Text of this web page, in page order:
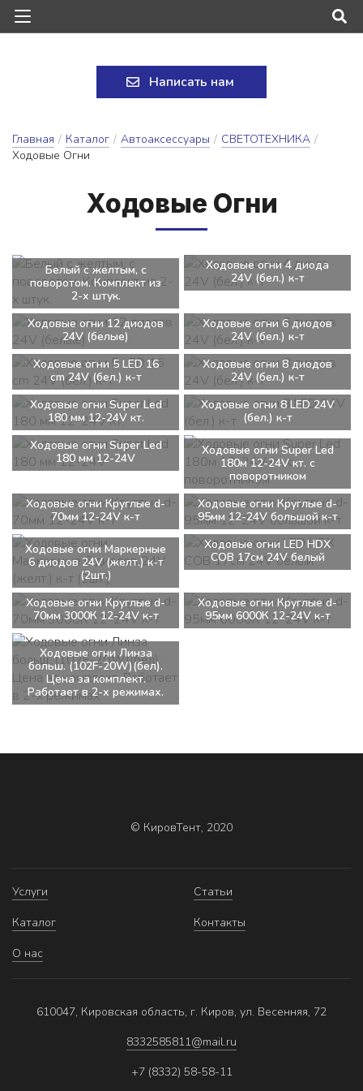
Написать нам
Главная / Каталог / Автоаксессуары / СВЕТОТЕХНИКА /
Ходовые Огни
Хо­до­вые Ог­ни
Белый с желтым, с
поворотом. Комплект из
2-х штук.
Ходовые огни 4 диода
24V (бел.) к-т
Ходовые огни 12 диодов
24V (белые)
Ходовые огни 6 диодов
24V (бел.) к-т
Ходовые огни 5 LED 16
cm 24V (бел.) к-т
Ходовые огни 8 диодов
24V (бел.) к-т
Ходовые огни Super Led
180 мм 12-24V кт.
Ходовые огни 8 LED 24V
(бел.) к-т
Ходовые огни Super Led
180 мм 12-24V
Ходовые огни Super Led
180м 12-24V кт. с
поворотником
Ходовые огни Круглые d-
70мм 12-24V к-т
Ходовые огни Круглые d-
95мм 12-24V большой к-т
Ходовые огни Маркерные
6 диодов 24V (желт.) к-т
(2шт.)
Ходовые огни LED HDX
COB 17см 24V белый
Ходовые огни Круглые d-
70мм 3000К 12-24V к-т
Ходовые огни Круглые d-
95мм 6000К 12-24V к-т
Ходовые огни Линза
больш. (102F-20W)(бел).
Цена за комплект.
Работает в 2-х режимах.
© КировТент, 2020
Услуги
Каталог
О нас
Статьи
Контакты
610047, Кировская область, г. Киров, ул. Весенняя, 72
8332585811@mail.ru
+7 (8332) 58-58-11